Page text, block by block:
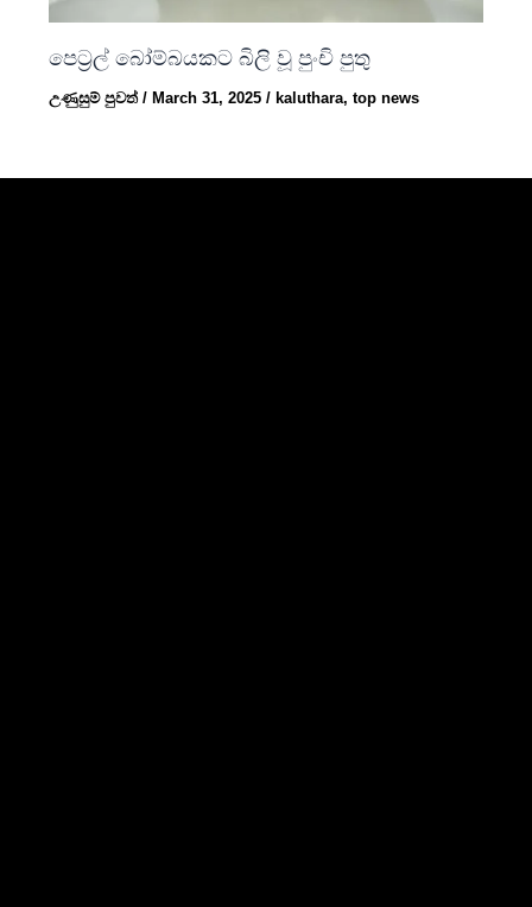
පෙට්‍රල් බෝම්බයකට බිලි වූ පුංචි පුතු
උණුසුම් පුවත්/ March 31, 2025/ kaluthara,top news